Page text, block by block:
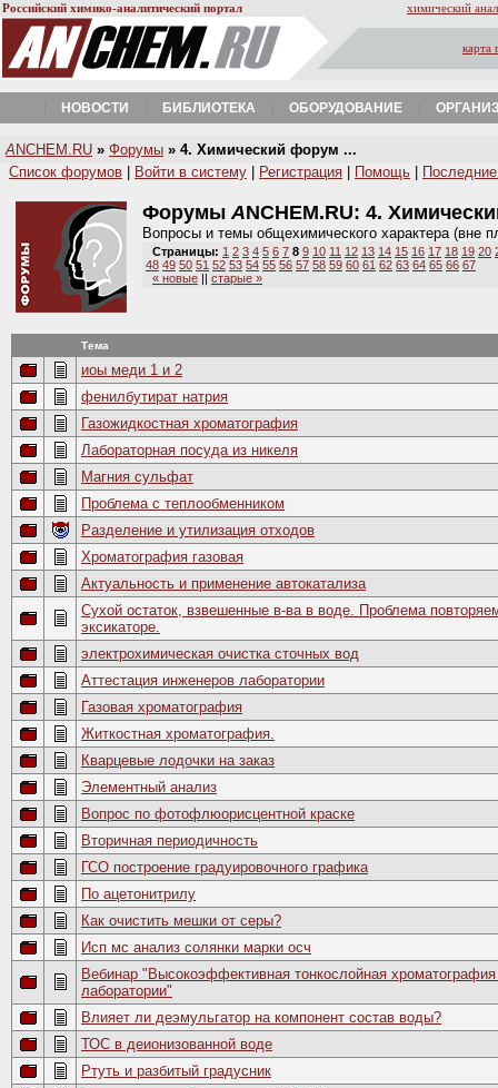
Российский химико-аналитический портал химический
карта
НОВОСТИ БИБЛИОТЕКА ОБОРУДОВАНИЕ
A NCHEM.RU » Форумы » 4. Химический форум ...
Список форумов
Войти в систему Регистрация Помощь
ФорумыANCHEM.RU: 4.
Вопросы и темы общехимического характера (вне
Страницы: 1 2 3 4 5 6 7 8 9 10 11 12 13 14 15 16 17 18 19 20
48 49 50 51 52 53 54 55 56 57 58 59 60 61 62 63 64 65 66 67
« новые || старые »
Тема
иоы меди 1 и 2
фенилбутират натрия
Газожидкостная хроматография
Лабораторная посуда из никеля
Магния сульфат
Проблема с теплообменником
Разделение и утилизация отходов
Хроматография газовая
Актуальность и применение автокатализа
Сухой остаток, взвешенные в-ва в воде. Проблема
эксикаторе.
электрохимическая очистка сточных вод
Аттестация инженеров лаборатории
Газовая хроматография
Житкостная хроматография.
Кварцевые лодочки на заказ
Элементный анализ
Вопрос по фотофлюорисцентной краске
Вторичная периодичность
ГСО построение градуировочного графика
По ацетонитрилу
Как очистить мешки от серы?
Исп мс анализ солянки марки осч
Вебинар "Высокоэффективная тонкослойная
лаборатории"
Влияет ли деэмульгатор на компонент состав воды?
ТОС в деионизованной воде
Ртуть и разбитый градусник